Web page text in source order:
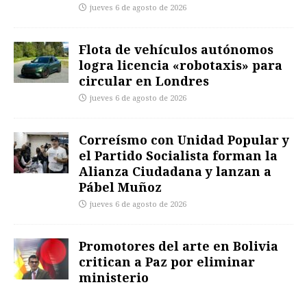
jueves 6 de agosto de 2026
Flota de vehículos autónomos
logra licencia «robotaxis» para
circular en Londres
jueves 6 de agosto de 2026
Correísmo con Unidad Popular y
el Partido Socialista forman la
Alianza Ciudadana y lanzan a
Pábel Muñoz
jueves 6 de agosto de 2026
Promotores del arte en Bolivia
critican a Paz por eliminar
ministerio